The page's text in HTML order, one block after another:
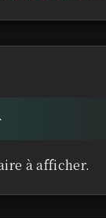
à afficher.